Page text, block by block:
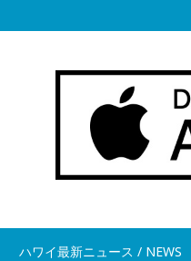
ハワイ最新ニュース / NEWS